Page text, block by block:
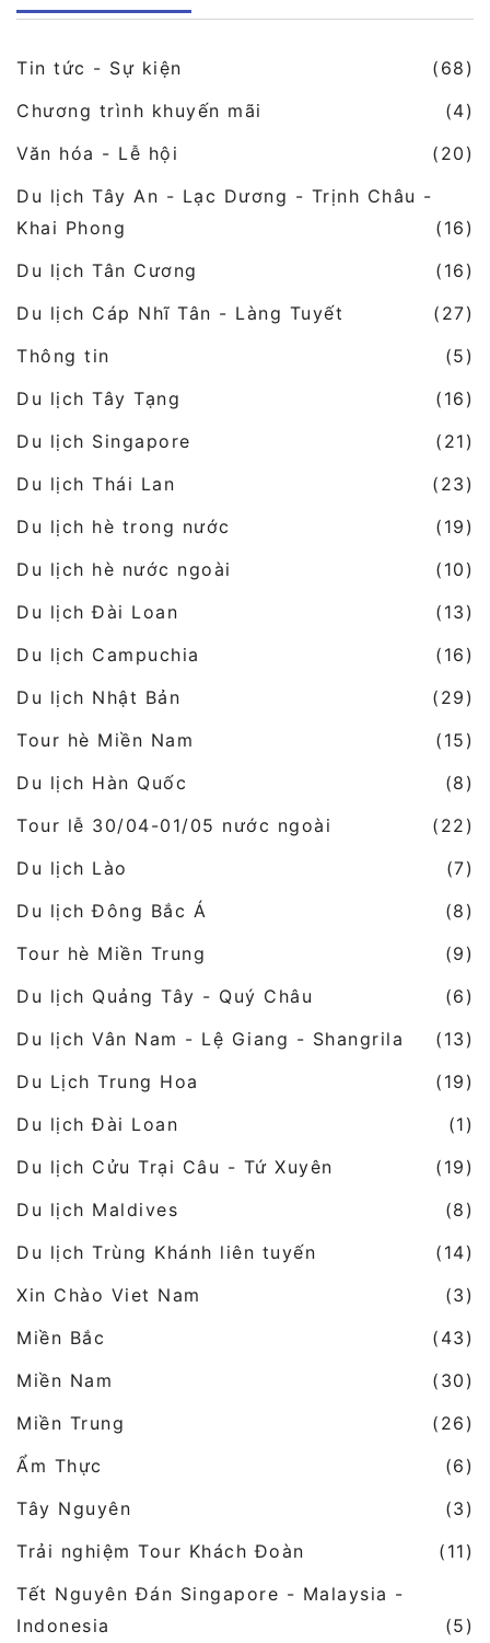
Tin tức - Sự kiện
(68)
Chương trình khuyến mãi
(4)
Văn hóa - Lễ hội
(20)
Du lịch Tây An - Lạc Dương - Trịnh Châu -
Khai Phong
(16)
Du lịch Tân Cương
(16)
Du lịch Cáp Nhĩ Tân - Làng Tuyết
(27)
Thông tin
(5)
Du lịch Tây Tạng
(16)
Du lịch Singapore
(21)
Du lịch Thái Lan
(23)
Du lịch hè trong nước
(19)
Du lịch hè nước ngoài
(10)
Du lịch Đài Loan
(13)
Du lịch Campuchia
(16)
Du lịch Nhật Bản
(29)
Tour hè Miền Nam
(15)
Du lịch Hàn Quốc
(8)
Tour lễ 30/04-01/05 nước ngoài
(22)
Du lịch Lào
(7)
Du lịch Đông Bắc Á
(8)
Tour hè Miền Trung
(9)
Du lịch Quảng Tây - Quý Châu
(6)
Du lịch Vân Nam - Lệ Giang - Shangrila
(13)
Du Lịch Trung Hoa
(19)
Du lịch Đài Loan
(1)
Du lịch Cửu Trại Câu - Tứ Xuyên
(19)
Du lịch Maldives
(8)
Du lịch Trùng Khánh liên tuyến
(14)
Xin Chào Viet Nam
(3)
Miền Bắc
(43)
Miền Nam
(30)
Miền Trung
(26)
Ẩm Thực
(6)
Tây Nguyên
(3)
Trải nghiệm Tour Khách Đoàn
(11)
Tết Nguyên Đán Singapore - Malaysia -
Indonesia
(5)